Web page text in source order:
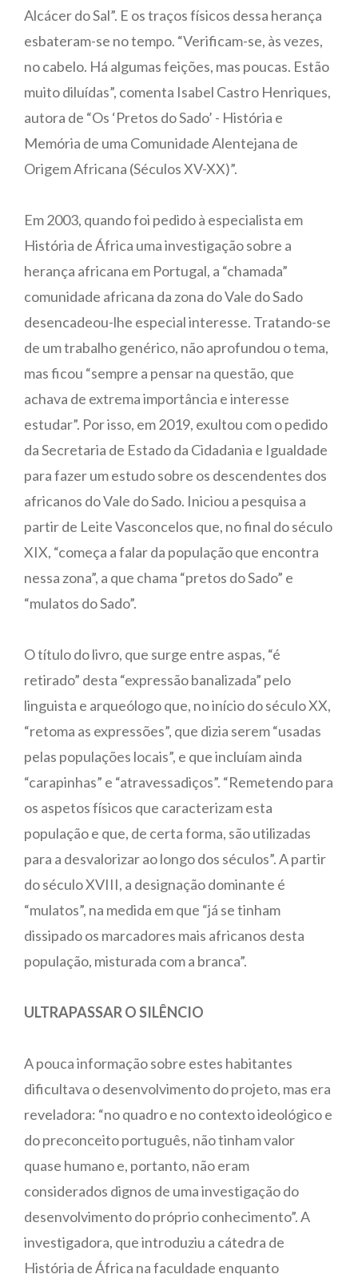
Alcácer do Sal”. E os traços físicos dessa herança
esbateram-se no tempo. “Verificam-se, às vezes,
no cabelo. Há algumas feições, mas poucas. Estão
muito diluídas”, comenta Isabel Castro Henriques,
autora de “Os ‘Pretos do Sado’ - História e
Memória de uma Comunidade Alentejana de
Origem Africana (Séculos XV-XX)”.
Em 2003, quando foi pedido à especialista em
História de África uma investigação sobre a
herança africana em Portugal, a “chamada”
comunidade africana da zona do Vale do Sado
desencadeou-lhe especial interesse. Tratando-se
de um trabalho genérico, não aprofundou o tema,
mas ficou “sempre a pensar na questão, que
achava de extrema importância e interesse
estudar”. Por isso, em 2019, exultou com o pedido
da Secretaria de Estado da Cidadania e Igualdade
para fazer um estudo sobre os descendentes dos
africanos do Vale do Sado. Iniciou a pesquisa a
partir de Leite Vasconcelos que, no final do século
XIX, “começa a falar da população que encontra
nessa zona”, a que chama “pretos do Sado” e
“mulatos do Sado”.
O título do livro, que surge entre aspas, “é
retirado” desta “expressão banalizada” pelo
linguista e arqueólogo que, no início do século XX,
“retoma as expressões”, que dizia serem “usadas
pelas populações locais”, e que incluíam ainda
“carapinhas” e “atravessadiços”. “Remetendo para
os aspetos físicos que caracterizam esta
população e que, de certa forma, são utilizadas
para a desvalorizar ao longo dos séculos”. A partir
do século XVIII, a designação dominante é
“mulatos”, na medida em que “já se tinham
dissipado os marcadores mais africanos desta
população, misturada com a branca”.
ULTRAPASSAR O SILÊNCIO
A pouca informação sobre estes habitantes
dificultava o desenvolvimento do projeto, mas era
reveladora: “no quadro e no contexto ideológico e
do preconceito português, não tinham valor
quase humano e, portanto, não eram
considerados dignos de uma investigação do
desenvolvimento do próprio conhecimento”. A
investigadora, que introduziu a cátedra de
História de África na faculdade enquanto